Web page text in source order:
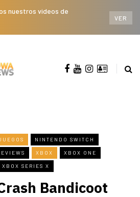
nuestros videos de
VER
NINTENDO SWITCH
XBOX XBOX ONE
XBOX SERIES X
Bandicoot